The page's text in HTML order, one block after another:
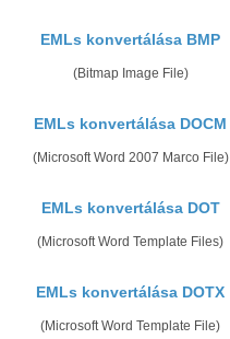
EMLs konvertálása BMP
(Bitmap Image File)
EMLs konvertálása DOCM
(Microsoft Word 2007 Marco File)
EMLs konvertálása DOT
(Microsoft Word Template Files)
EMLs konvertálása DOTX
(Microsoft Word Template File)